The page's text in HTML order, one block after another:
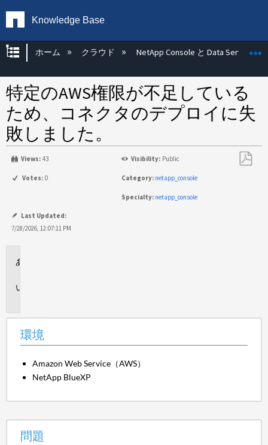
Knowledge Base
グローバル階層を展開/折りたたむ
ホーム クラウド NetApp Console と Data Services
特定のAWS権限が不足している
ため、コネクタのデプロイに失
敗しました。
Views: 43 Visibility: Public
Votes: 0 Category: netapp_console
Specialty: netapp_console
Last Updated:
7/28/2026, 12:07:11 PM
環境
Amazon Web Service（AWS）
NetApp BlueXP
問題